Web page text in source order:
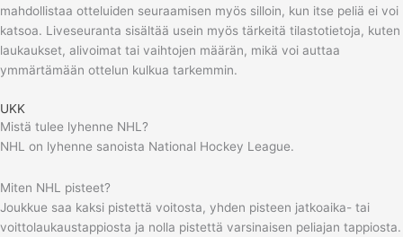
mahdollistaa otteluiden seuraamisen myös silloin, kun itse peliä ei voi
katsoa. Liveseuranta sisältää usein myös tärkeitä tilastotietoja, kuten
laukaukset, alivoimat tai vaihtojen määrän, mikä voi auttaa
ymmärtämään ottelun kulkua tarkemmin.
UKK
Mistä tulee lyhenne NHL?
NHL on lyhenne sanoista National Hockey League.
Miten NHL pisteet?
Joukkue saa kaksi pistettä voitosta, yhden pisteen jatkoaika- tai
voittolaukaustappiosta ja nolla pistettä varsinaisen peliajan tappiosta.